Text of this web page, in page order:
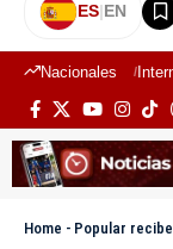
ES|EN
Nacionales
Home - Popular recibe